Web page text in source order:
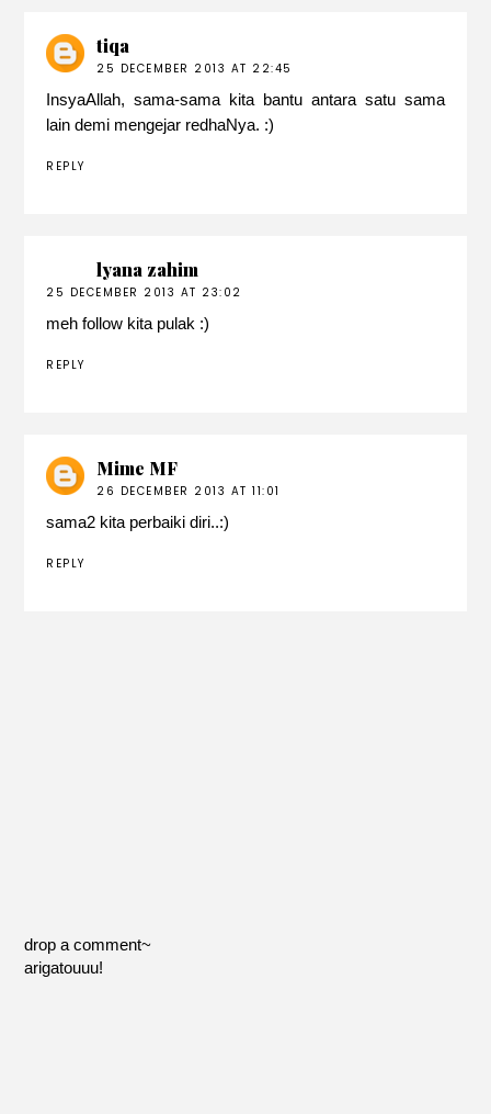
tiqa
25 DECEMBER 2013 AT 22:45
InsyaAllah, sama-sama kita bantu antara satu sama
lain demi mengejar redhaNya. :)
REPLY
lyana zahim
25 DECEMBER 2013 AT 23:02
meh follow kita pulak :)
REPLY
Mime MF
26 DECEMBER 2013 AT 11:01
sama2 kita perbaiki diri..:)
REPLY
drop a comment~
arigatouuu!